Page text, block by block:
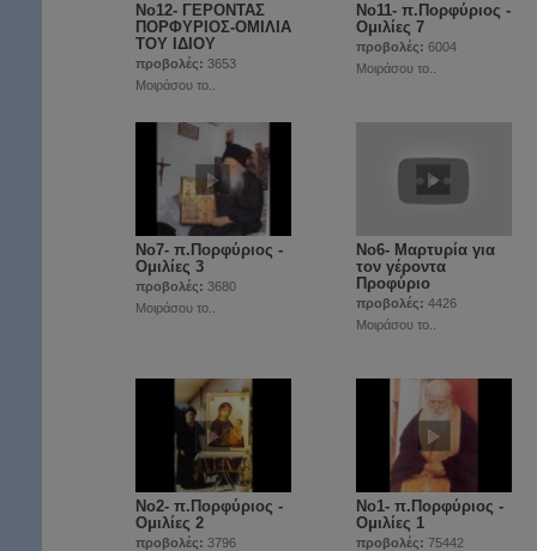
Νο12- ΓΕΡΟΝΤΑΣ
ΠΟΡΦΥΡΙΟΣ-ΟΜΙΛΙΑ
ΤΟΥ ΙΔΙΟΥ
προβολές: 3653
Μοιράσου το..
Νο11- π.Πορφύριος -
Ομιλίες 7
προβολές: 6004
Μοιράσου το..
Νο7- π.Πορφύριος -
Ομιλίες 3
προβολές: 3680
Μοιράσου το..
Νο6- Μαρτυρία για
τον γέροντα
Προφύριο
προβολές: 4426
Μοιράσου το..
Νο2- π.Πορφύριος -
Ομιλίες 2
προβολές: 3796
Νο1- π.Πορφύριος -
Ομιλίες 1
προβολές: 75442